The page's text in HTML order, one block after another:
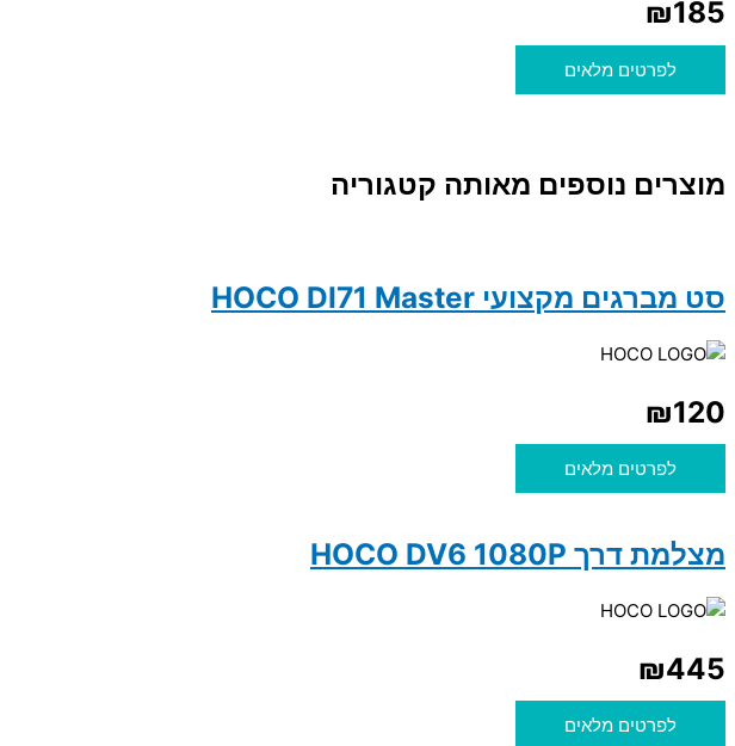
₪185
לפרטים מלאים
מוצרים נוספים מאותה קטגוריה
סט מברגים מקצועי HOCO DI71 Master
₪120
לפרטים מלאים
מצלמת דרך HOCO DV6 1080P
₪445
לפרטים מלאים